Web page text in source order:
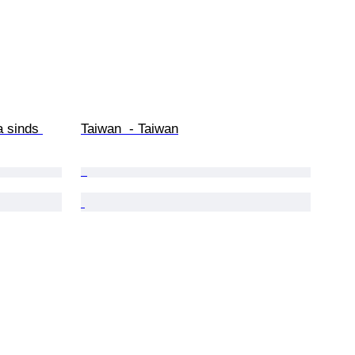
sinds Taiwan  - Taiwan